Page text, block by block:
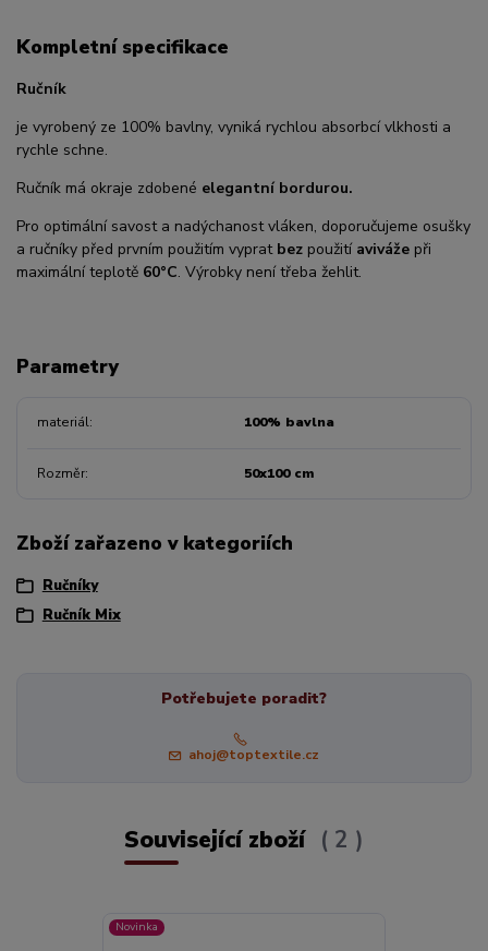
Kompletní specifikace
Ručník
je vyrobený ze 100% bavlny, vyniká rychlou absorbcí vlkhosti a
rychle schne.
Ručník má okraje zdobené elegantní bordurou.
Pro optimální savost a nadýchanost vláken, doporučujeme osušky
a ručníky před prvním použitím vyprat bez použití aviváže při
maximální teplotě 60°C. Výrobky není třeba žehlit.
Parametry
materiál 100% bavlna
Rozměr 50x100 cm
Zboží zařazeno v kategoriích
Ručníky
Ručník Mix
Potřebujete poradit?
ahoj@toptextile.cz
Související zboží 2
Novinka